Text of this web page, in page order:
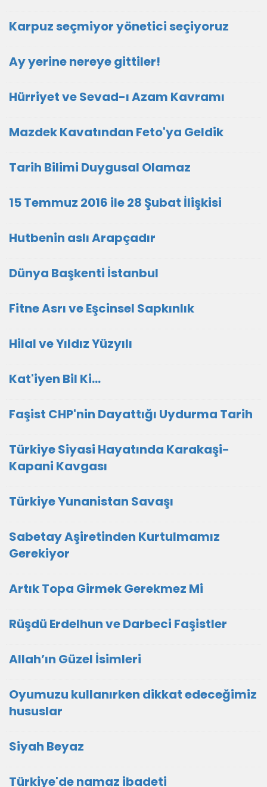
Karpuz seçmiyor yönetici seçiyoruz
Ay yerine nereye gittiler!
Hürriyet ve Sevad-ı Azam Kavramı
Mazdek Kavatından Feto'ya Geldik
Tarih Bilimi Duygusal Olamaz
15 Temmuz 2016 ile 28 Şubat İlişkisi
Hutbenin aslı Arapçadır
Dünya Başkenti İstanbul
Fitne Asrı ve Eşcinsel Sapkınlık
Hilal ve Yıldız Yüzyılı
Kat'iyen Bil Ki…
Faşist CHP'nin Dayattığı Uydurma Tarih
Türkiye Siyasi Hayatında Karakaşi-
Kapani Kavgası
Türkiye Yunanistan Savaşı
Sabetay Aşiretinden Kurtulmamız
Gerekiyor
Artık Topa Girmek Gerekmez Mi
Rüşdü Erdelhun ve Darbeci Faşistler
Allah’ın Güzel İsimleri
Oyumuzu kullanırken dikkat edeceğimiz
hususlar
Siyah Beyaz
Türkiye'de namaz ibadeti